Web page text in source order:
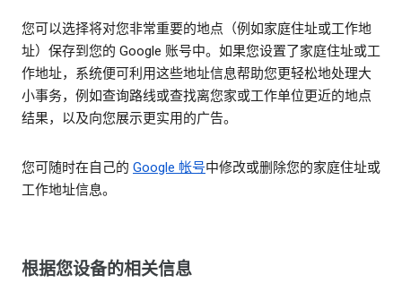
您可以选择将对您非常重要的地点（例如家庭住址或工作地
址）保存到您的 Google 账号中。如果您设置了家庭住址或工
作地址，系统便可利用这些地址信息帮助您更轻松地处理大
小事务，例如查询路线或查找离您家或工作单位更近的地点
结果，以及向您展示更实用的广告。
您可随时在自己的 Google 帐号中修改或删除您的家庭住址或
工作地址信息。
根据您设备的相关信息